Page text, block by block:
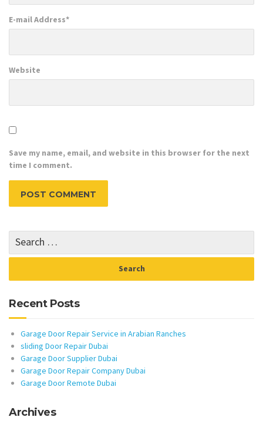
E-mail Address*
Website
Save my name, email, and website in this browser for the next
time I comment.
Recent Posts
Garage Door Repair Service in Arabian Ranches
sliding Door Repair Dubai
Garage Door Supplier Dubai
Garage Door Repair Company Dubai
Garage Door Remote Dubai
Archives